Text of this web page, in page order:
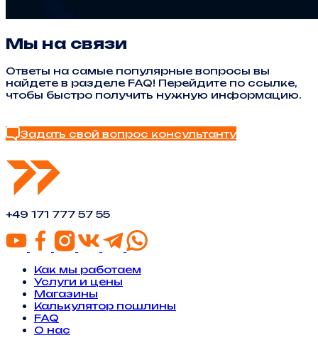
Мы на связи
Ответы на самые популярные вопросы вы
найдете в разделе FAQ! Перейдите по ссылке,
чтобы быстро получить нужную информацию.
Задать свой вопрос консультанту
+49 171 777 57 55
Как мы работаем
Услуги и цены
Магазины
Калькулятор пошлины
FAQ
О нас